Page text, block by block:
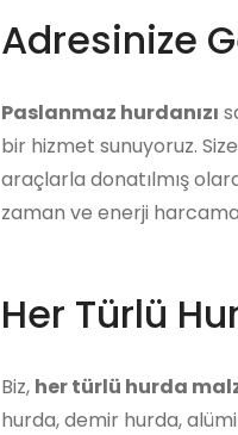
Adresinize
Paslanmaz hurdanızı
bir hizmet sunuyoruz.
araçlarla donatılmış
zaman ve enerji
Her Türlü
Biz, her türlü hurda
hurda, demir hurda,